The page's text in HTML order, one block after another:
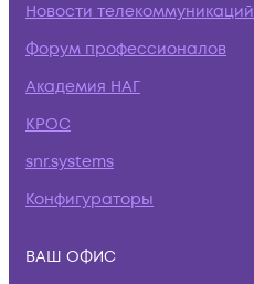
Новости телекоммуникаций
Форум профессионалов
Академия НАГ
КРОС
snr.systems
Конфигураторы
ВАШ ОФИС